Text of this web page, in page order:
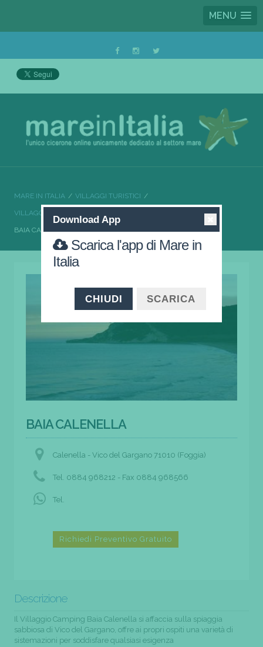
MENU
MARE IN ITALIA VILLAGGI TURISTICI
VILLAGGI TURISTICI PUGLIA VILLAGGI TURISTICI FOGGIA
BAIA CALENELLA
BAIA CALENELLA
Calenella - Vico del Gargano 71010 (Foggia)
Tel. 0884 968212 - Fax 0884 968566
Tel.
Richiedi Preventivo Gratuito
Descrizione
Il Villaggio Camping Baia Calenella si affaccia sulla spiaggia
sabbiosa di Vico del Gargano, offre ai propri ospiti una varietà di
sistemazioni per soddisfare qualsiasi esigenza
Download App
Scarica l'app di Mare in
Italia
CHIUDI SCARICA